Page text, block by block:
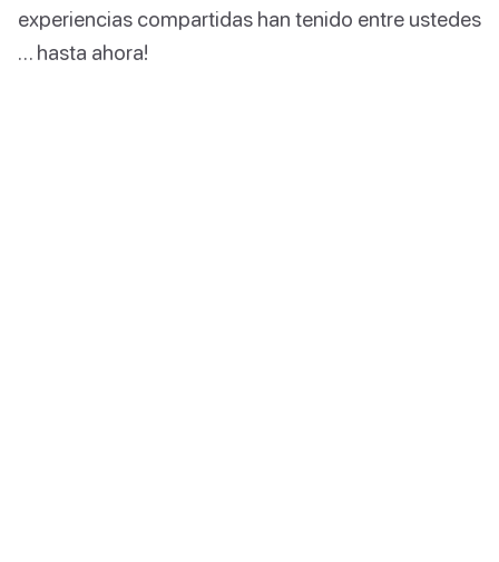
experiencias compartidas han tenido entre ustedes
… hasta ahora!